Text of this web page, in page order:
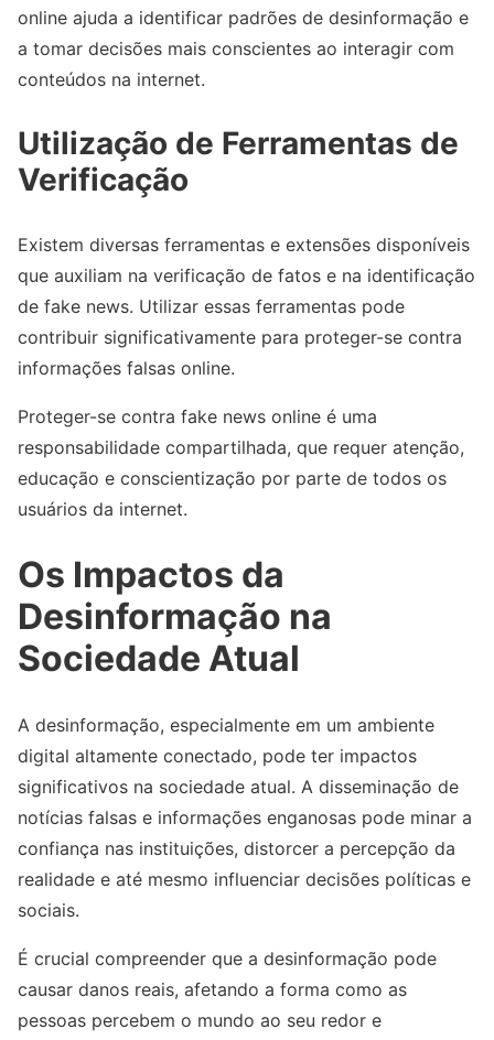
online ajuda a identificar padrões de desinformação e
a tomar decisões mais conscientes ao interagir com
conteúdos na internet.
Utilização de Ferramentas de
Verificação
Existem diversas ferramentas e extensões disponíveis
que auxiliam na verificação de fatos e na identificação
de fake news. Utilizar essas ferramentas pode
contribuir significativamente para proteger-se contra
informações falsas online.
Proteger-se contra fake news online é uma
responsabilidade compartilhada, que requer atenção,
educação e conscientização por parte de todos os
usuários da internet.
Os Impactos da
Desinformação na
Sociedade Atual
A desinformação, especialmente em um ambiente
digital altamente conectado, pode ter impactos
significativos na sociedade atual. A disseminação de
notícias falsas e informações enganosas pode minar a
confiança nas instituições, distorcer a percepção da
realidade e até mesmo influenciar decisões políticas e
sociais.
É crucial compreender que a desinformação pode
causar danos reais, afetando a forma como as
pessoas percebem o mundo ao seu redor e